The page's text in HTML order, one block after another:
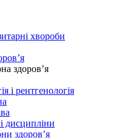
хвороби
здоров’я
і рентгенологія
дисципліни
здоров’я